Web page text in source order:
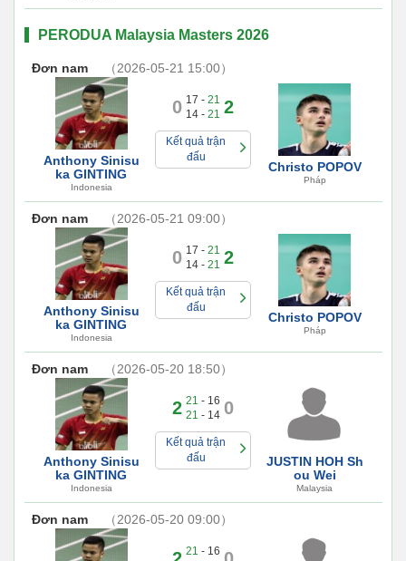
PERODUA Malaysia Masters 2026
Đơn nam （2026-05-21 15:00）
Anthony Sinisu
ka GINTING
Indonesia
0 17 - 21
14 - 21 2
Kết quả trận
đấu
Christo POPOV
Pháp
Đơn nam （2026-05-21 09:00）
Anthony Sinisu
ka GINTING
Indonesia
0 17 - 21
14 - 21 2
Kết quả trận
đấu
Christo POPOV
Pháp
Đơn nam （2026-05-20 18:50）
Anthony Sinisu
ka GINTING
Indonesia
2 21 - 16
21 - 14 0
Kết quả trận
đấu
JUSTIN HOH Sh
ou Wei
Malaysia
Đơn nam （2026-05-20 09:00）
21 - 16